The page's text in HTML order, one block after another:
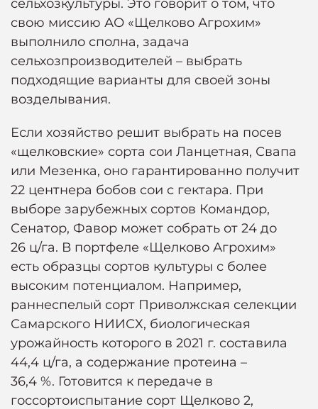
сельхозкультуры. Это говорит о том, что
свою миссию АО «Щелково Агрохим»
выполнило сполна, задача
сельхозпроизводителей – выбрать
подходящие варианты для своей зоны
возделывания.
Если хозяйство решит выбрать на посев
«щелковские» сорта сои Ланцетная, Свапа
или Мезенка, оно гарантированно получит
22 центнера бобов сои с гектара. При
выборе зарубежных сортов Командор,
Сенатор, Фавор может собрать от 24 до
26 ц/га. В портфеле «Щелково Агрохим»
есть образцы сортов культуры с более
высоким потенциалом. Например,
раннеспелый сорт Приволжская селекции
Самарского НИИСХ, биологическая
урожайность которого в 2021 г. составила
44,4 ц/га, а содержание протеина –
36,4 %. Готовится к передаче в
госсортоиспытание сорт Щелково 2,